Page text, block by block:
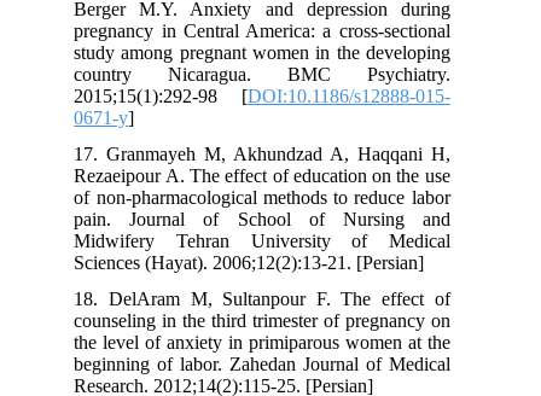
Berger M.Y. Anxiety and depression during
pregnancy in Central America: a cross-sectional
study among pregnant women in the developing
country Nicaragua. BMC Psychiatry.
2015;15(1):292-98 [DOI:10.1186/s12888-015-
0671-y
17. Granmayeh M, Akhundzad A, Haqqani H,
Rezaeipour A. The effect of education on the use
of non-pharmacological methods to reduce labor
pain. Journal of School of Nursing and
Midwifery Tehran University of Medical
Sciences (Hayat). 2006;12(2):13-21. [Persian]
18. DelAram M, Sultanpour F. The effect of
counseling in the third trimester of pregnancy on
the level of anxiety in primiparous women at the
beginning of labor. Zahedan Journal of Medical
Research. 2012;14(2):115-25. [Persian]